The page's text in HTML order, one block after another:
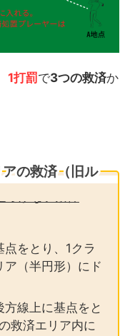
1打罰で3つの救済か
の救済（旧ル
かない条件
をとり、1クラ
（半円形）にド
線上に基点をと
救済エリア内に